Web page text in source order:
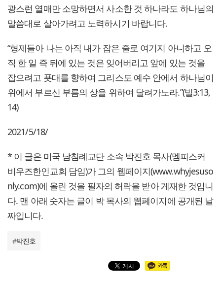
광스런 열매만 소망하면서 사소한 것 하나라도 하나님의
말씀대로 살아가려고 노력하시기 바랍니다.
“형제들아 나는 아직 내가 잡은 줄로 여기지 아니하고 오
직 한 일 즉 뒤에 있는 것은 잊어버리고 앞에 있는 것을
잡으려고 푯대를 향하여 그리스도 예수 안에서 하나님이
위에서 부르신 부름의 상을 위하여 달려가노라.”(빌3:13,
14)
2021/5/18/
* 이 글은 미국 남침례교단 소속 박진호 목사(멤피스커
비우즈한인교회 담임)가 그의 웹페이지(www.whyjesuso
nly.com)에 올린 것을 필자의 허락을 받아 게재한 것입니
다. 맨 아래 숫자는 글이 박 목사의 웹페이지에 공개된 날
짜입니다.
#박진호